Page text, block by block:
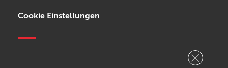
Cookie Einstellungen